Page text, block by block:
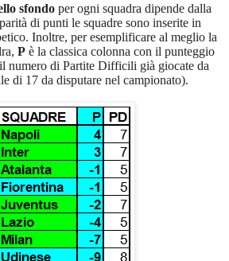
sfondo per ogni squadra dipende dalla
di punti le squadre sono inserite in
Inoltre, per esemplificare al meglio la
P è la classica colonna con il punteggio
numero di Partite Difficili già giocate da
di 17 da disputare nel campionato).